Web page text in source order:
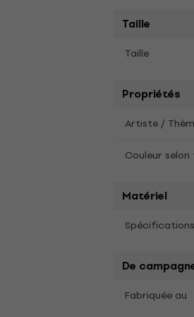
Taille
Taille
Propriétés
Artiste /
Couleur
Matériel
De
Fabriquée au